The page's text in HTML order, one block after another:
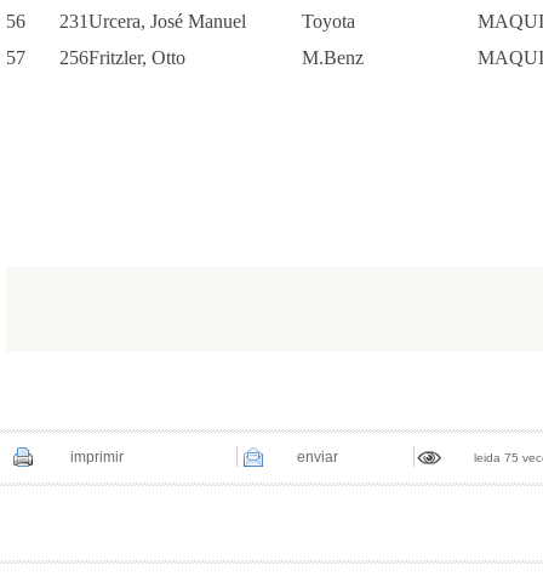
56 231Urcera, José Manuel Toyota
57
256Fritzler, Otto M.Benz
imprimir enviar leida 75